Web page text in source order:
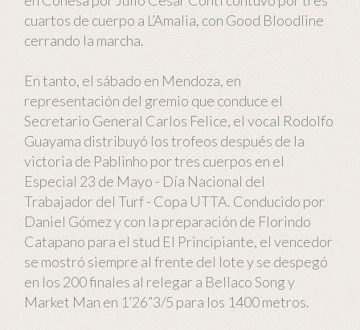
cuartos de cuerpo a L’Amalia, con Good Bloodline
cerrando la marcha.
En tanto, el sábado en Mendoza, en
representación del gremio que conduce el
Secretario General Carlos Felice, el vocal Rodolfo
Guayama distribuyó los trofeos después de la
victoria de Pablinho por tres cuerpos en el
Especial 23 de Mayo - Día Nacional del
Trabajador del Turf - Copa UTTA. Conducido por
Daniel Gómez y con la preparación de Florindo
Catapano para el stud El Principiante, el vencedor
se mostró siempre al frente del lote y se despegó
en los 200 finales al relegar a Bellaco Song y
Market Man en 1’26”3/5 para los 1400 metros.